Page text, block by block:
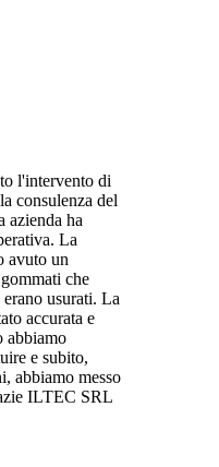
l'intervento di
consulenza del
azienda ha
La
avuto un
che
usurati. La
accurata e
abbiamo
e subito,
abbiamo messo
ILTEC SRL